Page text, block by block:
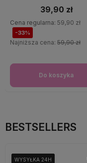
39,90 zł
Cena regularna:59,90 zł
-33%
Najniższa cena:59,90 zł
Do koszyka
BESTSELLERS
WYSYŁKA 24H
WYSYŁKA 24H
WYSYŁKA 24H
WYSYŁKA 24H